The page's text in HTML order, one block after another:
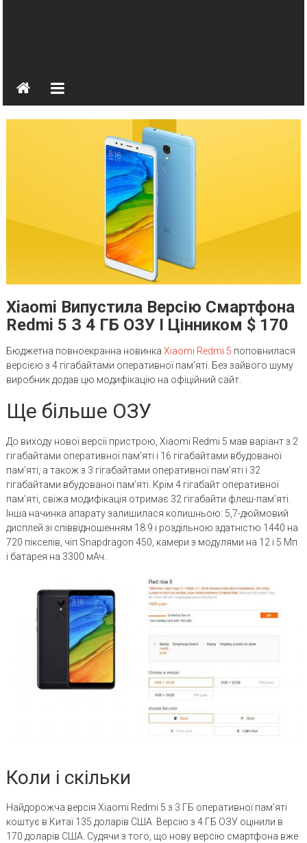
Xiaomi Випустила Версію Смартфона
Redmi 5 З 4 ГБ ОЗУ І Цінником $ 170
Бюджетна повноекранна новинка Xiaomi Redmi 5 поповнилася
версією з 4 гігабайтами оперативної пам’яті. Без зайвого шуму
виробник додав цю модифікацію на офіційний сайт.
Ще більше ОЗУ
До виходу нової версії пристрою, Xiaomi Redmi 5 мав варіант з 2
гігабайтами оперативної пам’яті і 16 гігабайтами вбудованої
пам’яті, а також з 3 гігабайтами оперативної пам’яті і 32
гігабайтами вбудованої пам’яті. Крім 4 гігабайт оперативної
пам’яті, свіжа модифікація отримає 32 гігабайти флеш-пам’яті.
Інша начинка апарату залишилася колишньою: 5,7-дюймовий
дисплей зі співвідношенням 18:9 і роздільною здатністю 1440 на
720 пікселів, чіп Snapdragon 450, камери з модулями на 12 і 5 Мп
і батарея на 3300 мАч.
Коли і скільки
Найдорожча версія Xiaomi Redmi 5 з 3 ГБ оперативної пам’яті
коштує в Китаї 135 доларів США. Версію з 4 ГБ ОЗУ оцінили в
170 доларів США. Судячи з того, що нову версію смартфона вже